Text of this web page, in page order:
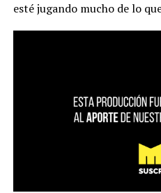
esté jugando mucho de lo